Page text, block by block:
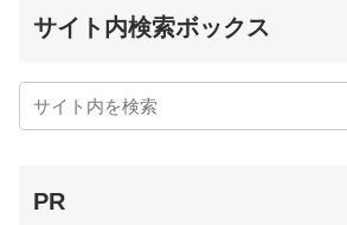
サイト内検索ボックス
PR